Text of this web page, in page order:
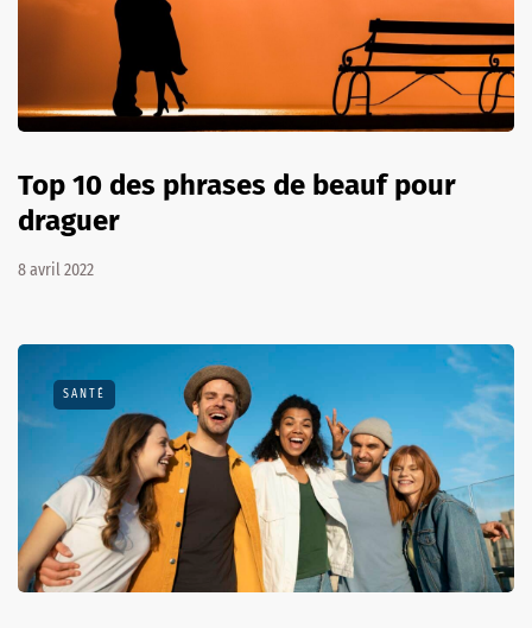
Top 10 des phrases de beauf pour
draguer
8 avril 2022
SANTÉ